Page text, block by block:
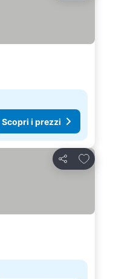
Scopri i prezzi
Condividi